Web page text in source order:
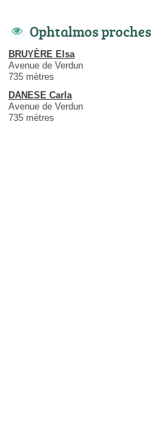
Ophtalmos proches
BRUYÈRE Elsa
Avenue de Verdun
735 mètres
DANESE Carla
Avenue de Verdun
735 mètres